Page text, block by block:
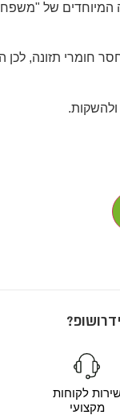
המיוחדים של
חומרי תזונה, לכן
לקוחות
מקצועי